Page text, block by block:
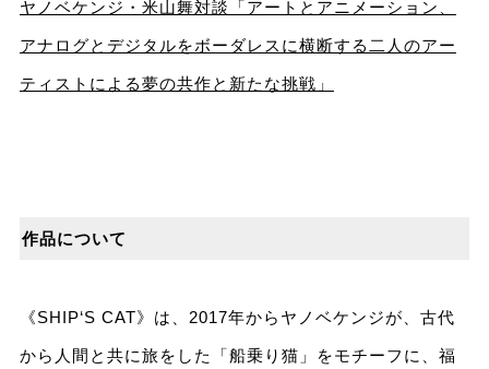
ヤノベケンジ・米山舞対談「アートとアニメーション、
アナログとデジタルをボーダレスに横断する二人のアー
ティストによる夢の共作と新たな挑戦」
作品について
《SHIP‘S CAT》は、2017年からヤノベケンジが、古代
から人間と共に旅をした「船乗り猫」をモチーフに、福